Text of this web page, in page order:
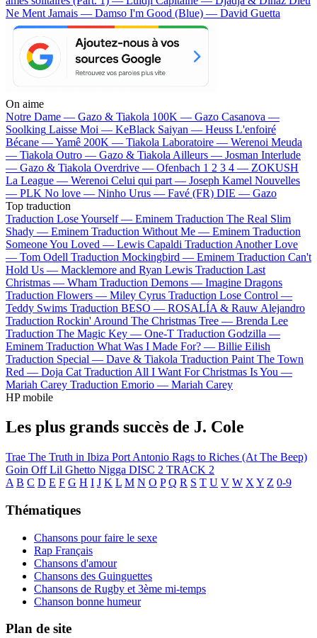
Ne Ment Jamais — Damso I'm Good (Blue) — David Guetta
On aime
Notre Dame — Gazo & Tiakola 100K — Gazo Casanova —
Soolking Laisse Moi — KeBlack Saiyan — Heuss L'enfoiré
Bécane —Yamê 200K — Tiakola Laboratoire — Werenoi Meuda
— Tiakola Outro — Gazo & Tiakola Ailleurs — Josman Interlude
— Gazo & Tiakola Overdrive — Ofenbach 1 2 3 4 — ZOKUSH
La League — Werenoi Celui qui part — Joseph Kamel Nouvelles
— PLK No love — Ninho Urus — Favé (FR) DIE — Gazo
Top traduction
Traduction Lose Yourself — Eminem Traduction The Real Slim
Shady — Eminem Traduction Without Me — Eminem Traduction
Someone You Loved — Lewis Capaldi Traduction Another Love
— Tom Odell Traduction Mockingbird — Eminem Traduction Can't
Hold Us — Macklemore and Ryan Lewis Traduction Last
Christmas — Wham Traduction Demons — Imagine Dragons
Traduction Flowers — Miley Cyrus Traduction Lose Control —
Teddy Swims Traduction BESO — ROSALÍA & Rauw Alejandro
Traduction Rockin' Around The Christmas Tree — Brenda Lee
Traduction The Magic Key — One-T Traduction Godzilla —
Eminem Traduction What Was I Made For? — Billie Eilish
Traduction Special — Dave & Tiakola Traduction Paint The Town
Red — Doja Cat Traduction All I Want For Christmas Is You —
Mariah Carey Traduction Emorio — Mariah Carey
HP mobile
Les plus grands succès de J. Cole
Trae The Truth in Ibiza Port Antonio Rags to Riches (At The Beep)
Goin OffLil Ghetto Nigga DISC 2 TRACK 2
A B C D E F G H I J K L M N O P Q R S T U V W X Y Z 0-9
Thématiques
Chansons pour faire le sexe
Rap Français
Chansons d'amour
Chansons des Guinguettes
Chansons de Rugby et 3ème mi-temps
Chanson bonne humeur
Plan de site